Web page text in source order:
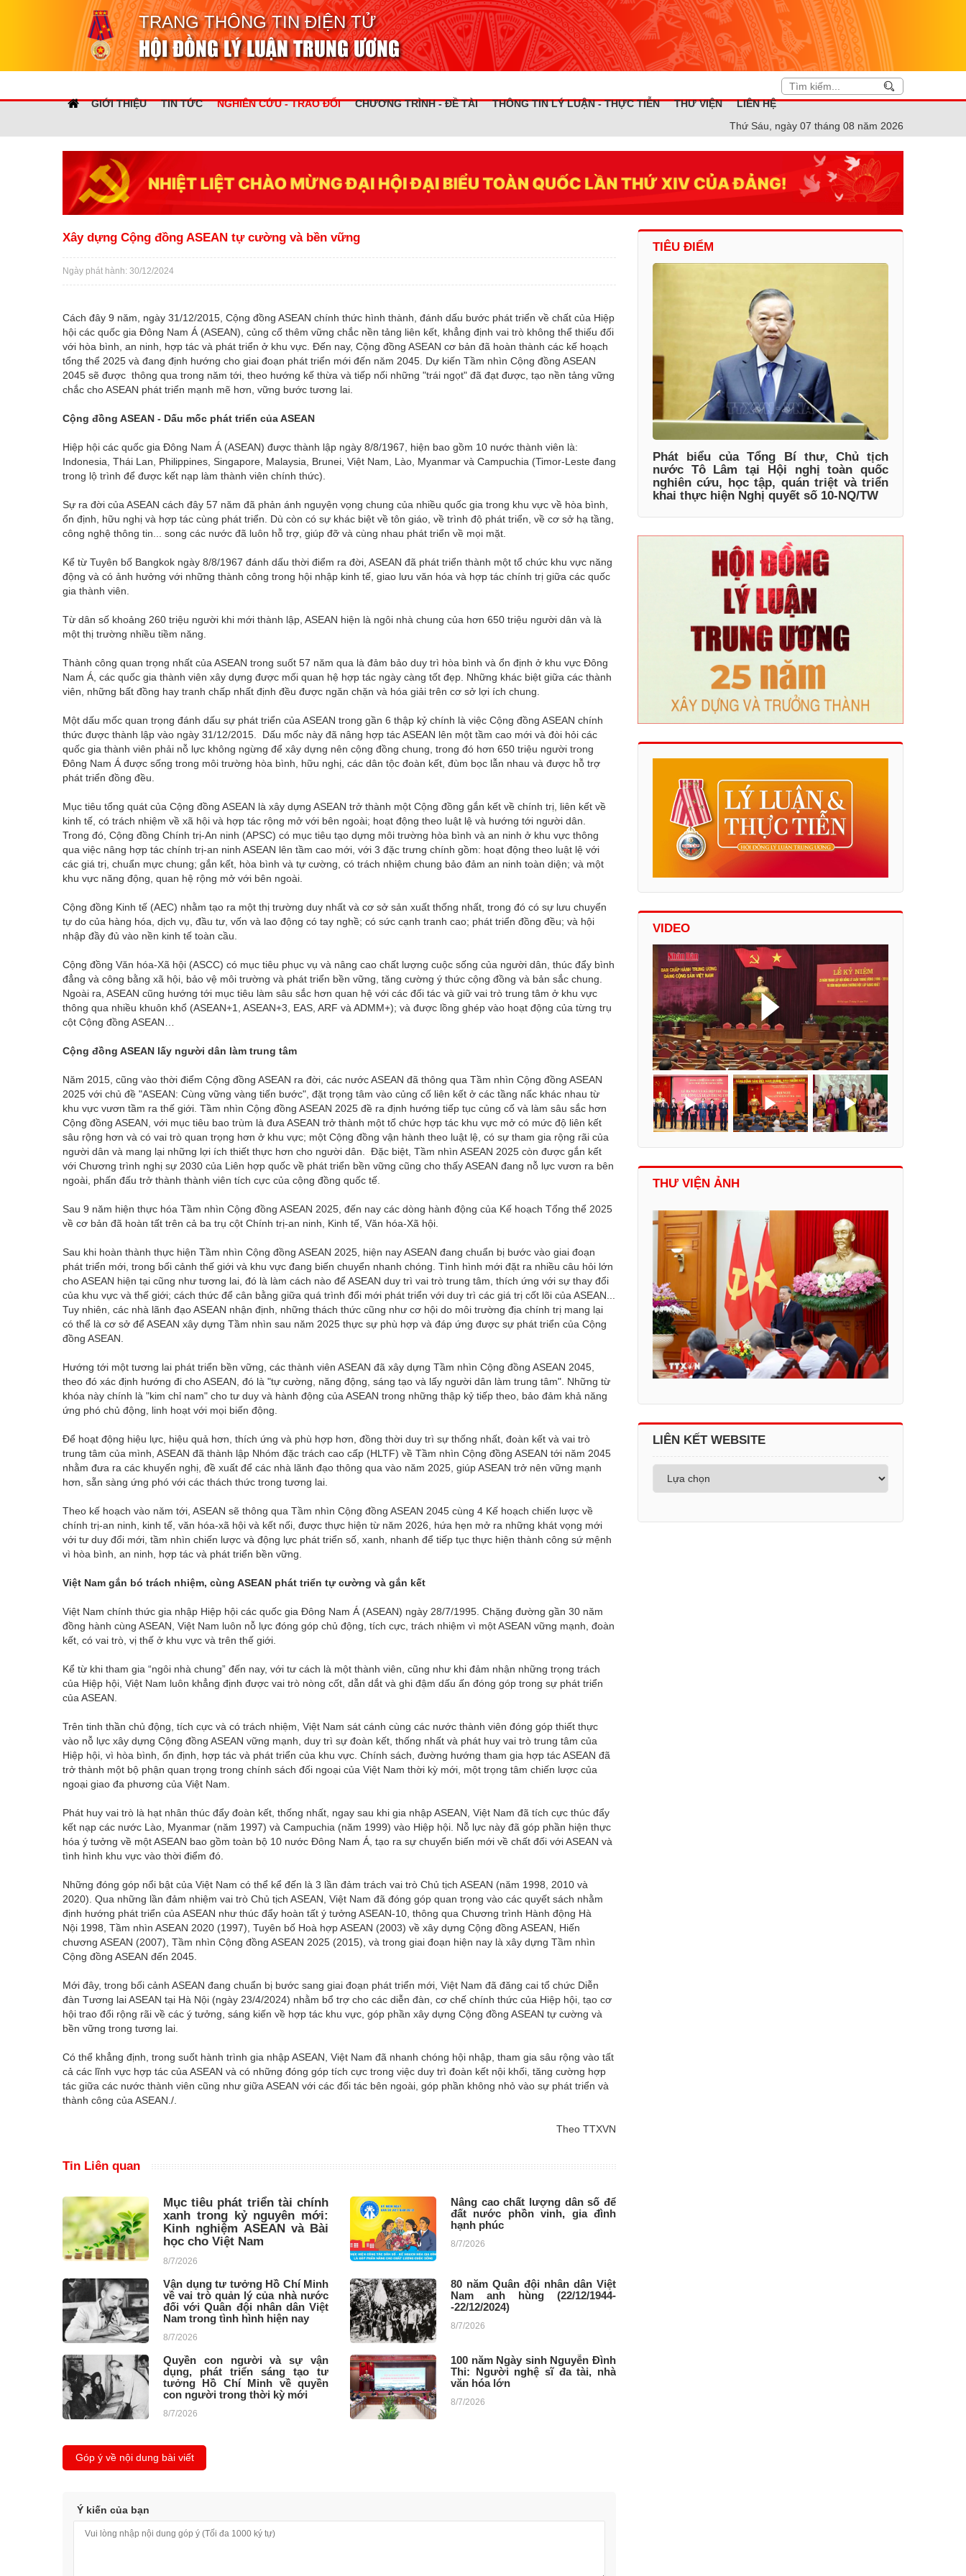
TRANG THÔNG TIN ĐIỆN TỬ
HỘI ĐỒNG LÝ LUẬN TRUNG ƯƠNG
GIỚI THIỆU TIN TỨC NGHIÊN CỨU - TRAO ĐỔI CHƯƠNG TRÌNH - ĐỀ TÀI THÔNG TIN LÝ LUẬN - THỰC TIỄN THƯ VIỆN
LIÊN HỆ
Thứ Sáu, ngày 07 tháng 08 năm 2026
Xây dựng Cộng đồng ASEAN tự cường và bền vững
Ngày phát hành: 30/12/2024
Cách đây 9 năm, ngày 31/12/2015, Cộng đồng ASEAN chính thức hình thành, đánh dấu bước phát triển về chất của Hiệp
hội các quốc gia Đông Nam Á (ASEAN), củng cố thêm vững chắc nền tảng liên kết, khẳng định vai trò không thể thiếu đối
với hòa bình, an ninh, hợp tác và phát triển ở khu vực. Đến nay, Cộng đồng ASEAN cơ bản đã hoàn thành các kế hoạch
tổng thể 2025 và đang định hướng cho giai đoạn phát triển mới đến năm 2045. Dự kiến Tầm nhìn Cộng đồng ASEAN
2045 sẽ được thông qua trong năm tới, theo hướng kế thừa và tiếp nối những "trái ngọt" đã đạt được, tạo nền tảng vững
chắc cho ASEAN phát triển mạnh mẽ hơn, vững bước tương lai.
Cộng đồng ASEAN - Dấu mốc phát triển của ASEAN
Hiệp hội các quốc gia Đông Nam Á (ASEAN) được thành lập ngày 8/8/1967, hiện bao gồm 10 nước thành viên là:
Indonesia, Thái Lan, Philippines, Singapore, Malaysia, Brunei, Việt Nam, Lào, Myanmar và Campuchia (Timor-Leste đang
trong lộ trình để được kết nạp làm thành viên chính thức).
Sự ra đời của ASEAN cách đây 57 năm đã phản ánh nguyện vọng chung của nhiều quốc gia trong khu vực về hòa bình,
ổn định, hữu nghị và hợp tác cùng phát triển. Dù còn có sự khác biệt về tôn giáo, về trình độ phát triển, về cơ sở hạ tầng,
công nghệ thông tin... song các nước đã luôn hỗ trợ, giúp đỡ và cùng nhau phát triển về mọi mặt.
Kể từ Tuyên bố Bangkok ngày 8/8/1967 đánh dấu thời điểm ra đời, ASEAN đã phát triển thành một tổ chức khu vực năng
động và có ảnh hưởng với những thành công trong hội nhập kinh tế, giao lưu văn hóa và hợp tác chính trị giữa các quốc
gia thành viên.
Từ dân số khoảng 260 triệu người khi mới thành lập, ASEAN hiện là ngôi nhà chung của hơn 650 triệu người dân và là
một thị trường nhiều tiềm năng.
Thành công quan trọng nhất của ASEAN trong suốt 57 năm qua là đảm bảo duy trì hòa bình và ổn định ở khu vực Đông
Nam Á, các quốc gia thành viên xây dựng được mối quan hệ hợp tác ngày càng tốt đẹp. Những khác biệt giữa các thành
viên, những bất đồng hay tranh chấp nhất định đều được ngăn chặn và hóa giải trên cơ sở lợi ích chung.
Một dấu mốc quan trọng đánh dấu sự phát triển của ASEAN trong gần 6 thập kỷ chính là việc Cộng đồng ASEAN chính
thức được thành lập vào ngày 31/12/2015. Dấu mốc này đã nâng hợp tác ASEAN lên một tầm cao mới và đòi hỏi các
quốc gia thành viên phải nỗ lực không ngừng để xây dựng nên cộng đồng chung, trong đó hơn 650 triệu người trong
Đông Nam Á được sống trong môi trường hòa bình, hữu nghị, các dân tộc đoàn kết, đùm bọc lẫn nhau và được hỗ trợ
phát triển đồng đều.
Mục tiêu tổng quát của Cộng đồng ASEAN là xây dựng ASEAN trở thành một Cộng đồng gắn kết về chính trị, liên kết về
kinh tế, có trách nhiệm về xã hội và hợp tác rộng mở với bên ngoài; hoạt động theo luật lệ và hướng tới người dân.
Trong đó, Cộng đồng Chính trị-An ninh (APSC) có mục tiêu tạo dựng môi trường hòa bình và an ninh ở khu vực thông
qua việc nâng hợp tác chính trị-an ninh ASEAN lên tầm cao mới, với 3 đặc trưng chính gồm: hoạt động theo luật lệ với
các giá trị, chuẩn mực chung; gắn kết, hòa bình và tự cường, có trách nhiệm chung bảo đảm an ninh toàn diện; và một
khu vực năng động, quan hệ rộng mở với bên ngoài.
Cộng đồng Kinh tế (AEC) nhằm tạo ra một thị trường duy nhất và cơ sở sản xuất thống nhất, trong đó có sự lưu chuyển
tự do của hàng hóa, dịch vụ, đầu tư, vốn và lao động có tay nghề; có sức cạnh tranh cao; phát triển đồng đều; và hội
nhập đầy đủ vào nền kinh tế toàn cầu.
Cộng đồng Văn hóa-Xã hội (ASCC) có mục tiêu phục vụ và nâng cao chất lượng cuộc sống của người dân, thúc đẩy bình
đẳng và công bằng xã hội, bảo vệ môi trường và phát triển bền vững, tăng cường ý thức cộng đồng và bản sắc chung.
Ngoài ra, ASEAN cũng hướng tới mục tiêu làm sâu sắc hơn quan hệ với các đối tác và giữ vai trò trung tâm ở khu vực
thông qua nhiều khuôn khổ (ASEAN+1, ASEAN+3, EAS, ARF và ADMM+); và được lồng ghép vào hoạt động của từng trụ
cột Cộng đồng ASEAN…
Cộng đồng ASEAN lấy người dân làm trung tâm
Năm 2015, cũng vào thời điểm Cộng đồng ASEAN ra đời, các nước ASEAN đã thông qua Tầm nhìn Cộng đồng ASEAN
2025 với chủ đề "ASEAN: Cùng vững vàng tiến bước", đặt trọng tâm vào củng cố liên kết ở các tầng nấc khác nhau từ
khu vực vươn tầm ra thế giới. Tầm nhìn Cộng đồng ASEAN 2025 đề ra định hướng tiếp tục củng cố và làm sâu sắc hơn
Cộng đồng ASEAN, với mục tiêu bao trùm là đưa ASEAN trở thành một tổ chức hợp tác khu vực mở có mức độ liên kết
sâu rộng hơn và có vai trò quan trọng hơn ở khu vực; một Cộng đồng vận hành theo luật lệ, có sự tham gia rộng rãi của
người dân và mang lại những lợi ích thiết thực hơn cho người dân. Đặc biệt, Tầm nhìn ASEAN 2025 còn được gắn kết
với Chương trình nghị sự 2030 của Liên hợp quốc về phát triển bền vững cũng cho thấy ASEAN đang nỗ lực vươn ra bên
ngoài, phấn đấu trở thành thành viên tích cực của cộng đồng quốc tế.
Sau 9 năm hiện thực hóa Tầm nhìn Cộng đồng ASEAN 2025, đến nay các dòng hành động của Kế hoạch Tổng thể 2025
về cơ bản đã hoàn tất trên cả ba trụ cột Chính trị-an ninh, Kinh tế, Văn hóa-Xã hội.
Sau khi hoàn thành thực hiện Tầm nhìn Cộng đồng ASEAN 2025, hiện nay ASEAN đang chuẩn bị bước vào giai đoạn
phát triển mới, trong bối cảnh thế giới và khu vực đang biến chuyển nhanh chóng. Tình hình mới đặt ra nhiều câu hỏi lớn
cho ASEAN hiện tại cũng như tương lai, đó là làm cách nào để ASEAN duy trì vai trò trung tâm, thích ứng với sự thay đổi
của khu vực và thế giới; cách thức để cân bằng giữa quá trình đổi mới phát triển với duy trì các giá trị cốt lõi của ASEAN...
Tuy nhiên, các nhà lãnh đạo ASEAN nhận định, những thách thức cũng như cơ hội do môi trường địa chính trị mang lại
có thể là cơ sở để ASEAN xây dựng Tầm nhìn sau năm 2025 thực sự phù hợp và đáp ứng được sự phát triển của Cộng
đồng ASEAN.
Hướng tới một tương lai phát triển bền vững, các thành viên ASEAN đã xây dựng Tầm nhìn Cộng đồng ASEAN 2045,
theo đó xác định hướng đi cho ASEAN, đó là "tự cường, năng động, sáng tạo và lấy người dân làm trung tâm". Những từ
khóa này chính là "kim chỉ nam" cho tư duy và hành động của ASEAN trong những thập kỷ tiếp theo, bảo đảm khả năng
ứng phó chủ động, linh hoạt với mọi biến động.
Để hoạt động hiệu lực, hiệu quả hơn, thích ứng và phù hợp hơn, đồng thời duy trì sự thống nhất, đoàn kết và vai trò
trung tâm của mình, ASEAN đã thành lập Nhóm đặc trách cao cấp (HLTF) về Tầm nhìn Cộng đồng ASEAN tới năm 2045
nhằm đưa ra các khuyến nghị, đề xuất để các nhà lãnh đạo thông qua vào năm 2025, giúp ASEAN trở nên vững mạnh
hơn, sẵn sàng ứng phó với các thách thức trong tương lai.
Theo kế hoạch vào năm tới, ASEAN sẽ thông qua Tầm nhìn Cộng đồng ASEAN 2045 cùng 4 Kế hoạch chiến lược về
chính trị-an ninh, kinh tế, văn hóa-xã hội và kết nối, được thực hiện từ năm 2026, hứa hẹn mở ra những khát vọng mới
với tư duy đổi mới, tầm nhìn chiến lược và động lực phát triển số, xanh, nhanh để tiếp tục thực hiện thành công sứ mệnh
vì hòa bình, an ninh, hợp tác và phát triển bền vững.
Việt Nam gắn bó trách nhiệm, cùng ASEAN phát triển tự cường và gắn kết
Việt Nam chính thức gia nhập Hiệp hội các quốc gia Đông Nam Á (ASEAN) ngày 28/7/1995. Chặng đường gần 30 năm
đồng hành cùng ASEAN, Việt Nam luôn nỗ lực đóng góp chủ động, tích cực, trách nhiệm vì một ASEAN vững mạnh, đoàn
kết, có vai trò, vị thế ở khu vực và trên thế giới.
Kể từ khi tham gia “ngôi nhà chung” đến nay, với tư cách là một thành viên, cũng như khi đảm nhận những trọng trách
của Hiệp hội, Việt Nam luôn khẳng định được vai trò nòng cốt, dẫn dắt và ghi đậm dấu ấn đóng góp trong sự phát triển
của ASEAN.
Trên tinh thần chủ động, tích cực và có trách nhiệm, Việt Nam sát cánh cùng các nước thành viên đóng góp thiết thực
vào nỗ lực xây dựng Cộng đồng ASEAN vững mạnh, duy trì sự đoàn kết, thống nhất và phát huy vai trò trung tâm của
Hiệp hội, vì hòa bình, ổn định, hợp tác và phát triển của khu vực. Chính sách, đường hướng tham gia hợp tác ASEAN đã
trở thành một bộ phận quan trọng trong chính sách đối ngoại của Việt Nam thời kỳ mới, một trọng tâm chiến lược của
ngoại giao đa phương của Việt Nam.
Phát huy vai trò là hạt nhân thúc đẩy đoàn kết, thống nhất, ngay sau khi gia nhập ASEAN, Việt Nam đã tích cực thúc đẩy
kết nạp các nước Lào, Myanmar (năm 1997) và Campuchia (năm 1999) vào Hiệp hội. Nỗ lực này đã góp phần hiện thực
hóa ý tưởng về một ASEAN bao gồm toàn bộ 10 nước Đông Nam Á, tạo ra sự chuyển biến mới về chất đối với ASEAN và
tình hình khu vực vào thời điểm đó.
Những đóng góp nổi bật của Việt Nam có thể kể đến là 3 lần đảm trách vai trò Chủ tịch ASEAN (năm 1998, 2010 và
2020). Qua những lần đảm nhiệm vai trò Chủ tịch ASEAN, Việt Nam đã đóng góp quan trọng vào các quyết sách nhằm
định hướng phát triển của ASEAN như thúc đẩy hoàn tất ý tưởng ASEAN-10, thông qua Chương trình Hành động Hà
Nội 1998, Tầm nhìn ASEAN 2020 (1997), Tuyên bố Hoà hợp ASEAN (2003) về xây dựng Cộng đồng ASEAN, Hiến
chương ASEAN (2007), Tầm nhìn Cộng đồng ASEAN 2025 (2015), và trong giai đoạn hiện nay là xây dựng Tầm nhìn
Cộng đồng ASEAN đến 2045.
Mới đây, trong bối cảnh ASEAN đang chuẩn bị bước sang giai đoạn phát triển mới, Việt Nam đã đăng cai tổ chức Diễn
đàn Tương lai ASEAN tại Hà Nội (ngày 23/4/2024) nhằm bổ trợ cho các diễn đàn, cơ chế chính thức của Hiệp hội, tạo cơ
hội trao đổi rộng rãi về các ý tưởng, sáng kiến về hợp tác khu vực, góp phần xây dựng Cộng đồng ASEAN tự cường và
bền vững trong tương lai.
Có thể khẳng định, trong suốt hành trình gia nhập ASEAN, Việt Nam đã nhanh chóng hội nhập, tham gia sâu rộng vào tất
cả các lĩnh vực hợp tác của ASEAN và có những đóng góp tích cực trong việc duy trì đoàn kết nội khối, tăng cường hợp
tác giữa các nước thành viên cũng như giữa ASEAN với các đối tác bên ngoài, góp phần không nhỏ vào sự phát triển và
thành công của ASEAN./.
Theo TTXVN
Tin Liên quan
Mục tiêu phát triển tài chính
xanh trong kỷ nguyên mới:
Kinh nghiệm ASEAN và Bài
học cho Việt Nam
8/7/2026
Nâng cao chất lượng dân số để
đất nước phồn vinh, gia đình
hạnh phúc
8/7/2026
Vận dụng tư tưởng Hồ Chí Minh
về vai trò quản lý của nhà nước
đối với Quân đội nhân dân Việt
Nam trong tình hình hiện nay
8/7/2026
80 năm Quân đội nhân dân Việt
Nam anh hùng (22/12/1944-
-22/12/2024)
8/7/2026
Quyền con người và sự vận
dụng, phát triển sáng tạo tư
tưởng Hồ Chí Minh về quyền
con người trong thời kỳ mới
8/7/2026
100 năm Ngày sinh Nguyễn Đình
Thi: Người nghệ sĩ đa tài, nhà
văn hóa lớn
8/7/2026
Góp ý về nội dung bài viết
Ý kiến của bạn
TIÊU ĐIỂM
Phát biểu của Tổng Bí thư, Chủ tịch
nước Tô Lâm tại Hội nghị toàn quốc
nghiên cứu, học tập, quán triệt và triển
khai thực hiện Nghị quyết số 10-NQ/TW
VIDEO
THƯ VIỆN ẢNH
LIÊN KẾT WEBSITE